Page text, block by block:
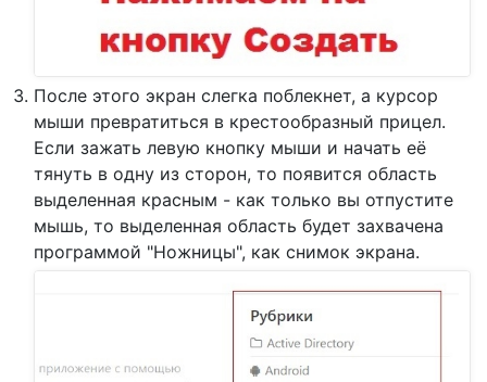
После этого экран слегка поблекнет, а курсор
мыши превратиться в крестообразный прицел.
Если зажать левую кнопку мыши и начать её
тянуть в одну из сторон, то появится область
выделенная красным - как только вы отпустите
мышь, то выделенная область будет захвачена
программой "Ножницы", как снимок экрана.